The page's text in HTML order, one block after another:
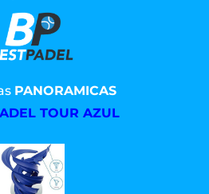
PANORAMICAS
TOUR AZUL